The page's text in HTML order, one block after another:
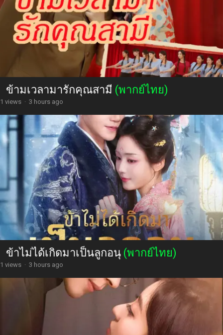
ข้ามเวลามารักคุณสามี (พากย์ไทย)
1 views · 3 hours ago
ข้าไม่ได้เกิดมาเป็นลูกอนุ (พากย์ไทย)
1 views · 3 hours ago